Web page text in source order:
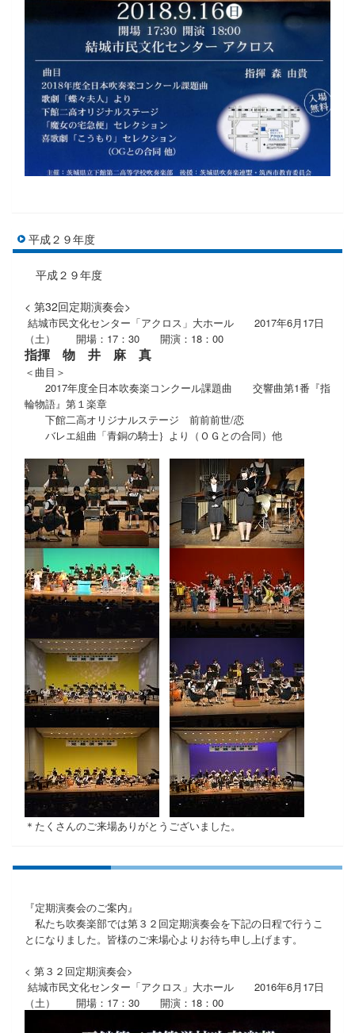
平成２９年度
平成２９年度
< 第32回定期演奏会>
結城市民文化センター「アクロス」大ホール 2017年6月17日
（土） 開場：17：30 開演：18：00
指揮 物 井 麻 真
＜曲目＞
2017年度全日本吹奏楽コンクール課題曲 交響曲第1番『指
輪物語』第１楽章
下館二高オリジナルステージ 前前前世/恋
バレエ組曲「青銅の騎士｝より（ＯＧとの合同）他
＊たくさんのご来場ありがとうございました。
『定期演奏会のご案内』
私たち吹奏楽部では第３２回定期演奏会を下記の日程で行うこ
とになりました。皆様のご来場心よりお待ち申し上げます。
< 第３２回定期演奏会>
結城市民文化センター「アクロス」大ホール 2016年6月17日
（土） 開場：17：30 開演：18：00